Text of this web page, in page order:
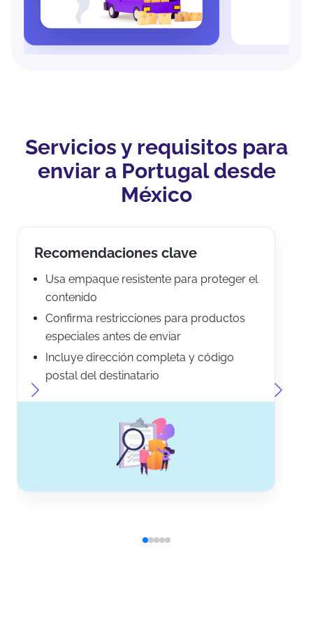
Servicios y requisitos para
enviar a Portugal desde
México
Recomendaciones clave
Usa empaque resistente para proteger el
contenido
Confirma restricciones para productos
especiales antes de enviar
Incluye dirección completa y código
postal del destinatario